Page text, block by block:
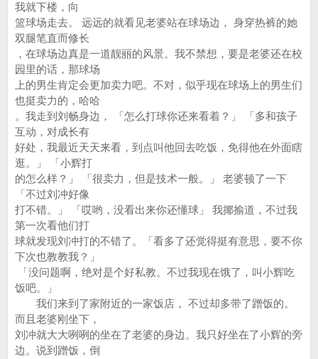
我就下楼，向
篮球场走去。 远远的就看见老婆站在球场边， 身穿热裤的她
双腿笔直而修长
，在球场边真是一道靓丽的风景。我不禁想，要是老婆还在校
园里的话，那球场
上的男生肯定会更加卖力吧。不对，似乎现在球场上的男生们
也挺卖力的，哈哈
。我走到刘畅身边， 「怎么打球你还来看着？」 「多和孩子
互动，对成长有
好处，我最近天天来看，到点叫他回去吃饭，免得他在外面瞎
逛。」 「小辉打
的怎么样？」 「很卖力，但是技术一般。」 老婆顿了一下
「不过刘冲好像
打不错。」 「哎哟，没看出来你还懂球」 我揶揄道，不过我
第一次看他们打
球就发现刘冲打的不错了。「看多了还觉得挺有意思，要不你
下次也教教我？」
「没问题啊，绝对是个好私教。不过我现在饿了，叫小辉吃
饭吧。」
我们来到了家附近的一家饭店， 不过却多带了蹭饭的。
而且老婆刚坐下，
刘冲就大大咧咧的坐在了老婆的身边。我只好坐在了小辉的旁
边。说到蹭饭，倒